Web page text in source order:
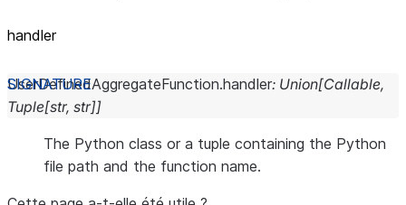
handler
UserDefinedAggregateFunction.handler: Union[Callable,
Tuple[str, str]]
The Python class or a tuple containing the Python
file path and the function name.